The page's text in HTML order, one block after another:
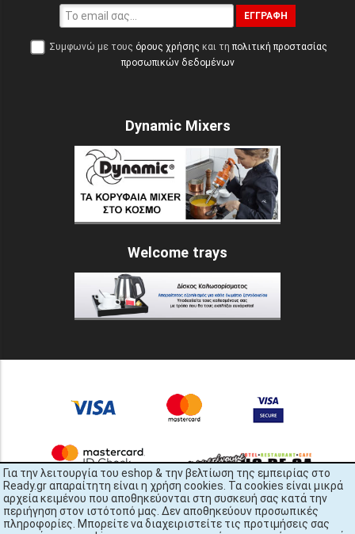
Για την λειτουργία του eshop & την βελτίωση της εμπειρίας στο
Ready.gr απαραίτητη είναι η χρήση cookies. Τα cookies είναι μικρά
αρχεία κειμένου που αποθηκεύονται στη συσκευή σας κατά την
περιήγηση στον ιστότοπό μας. Δεν αποθηκεύουν προσωπικές
πληροφορίες. Μπορείτε να διαχειριστείτε τις προτιμήσεις σας
ΕΓΓΡΑΦΉ
Συμφωνώ με τους όρους χρήσης και τη πολιτική προστασίας
προσωπικών δεδομένων
Dynamic Mixers
Welcome trays